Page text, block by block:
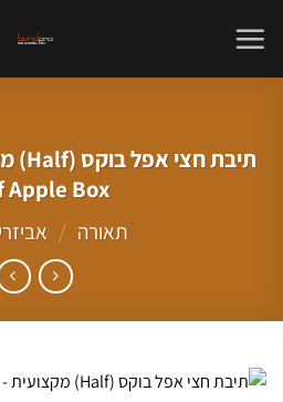
Half Apple Box
אביזרי תאורה